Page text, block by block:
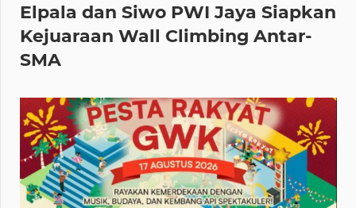
Elpala dan Siwo PWI Jaya Siapkan
Kejuaraan Wall Climbing Antar-
SMA